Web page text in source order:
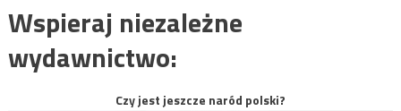
Wspieraj niezależne
wydawnictwo:
Czy jest jeszcze naród polski?